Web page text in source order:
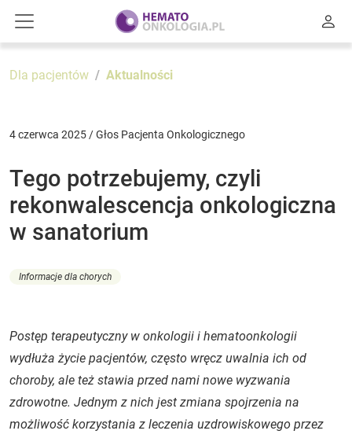
Dla pacjentów Aktualności
4 czerwca 2025 / Głos Pacjenta Onkologicznego
Tego potrzebujemy, czyli
rekonwalescencja onkologiczna
w sanatorium
Informacje dla chorych
Postęp terapeutyczny w onkologii i hematoonkologii
wydłuża życie pacjentów, często wręcz uwalnia ich od
choroby, ale też stawia przed nami nowe wyzwania
zdrowotne. Jednym z nich jest zmiana spojrzenia na
możliwość korzystania z leczenia uzdrowiskowego przez